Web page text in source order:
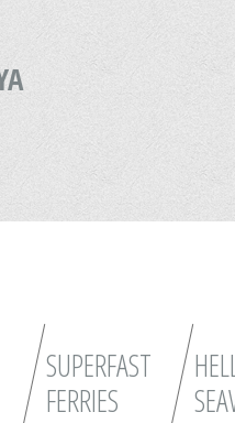
SUPERFAST
FERRIES